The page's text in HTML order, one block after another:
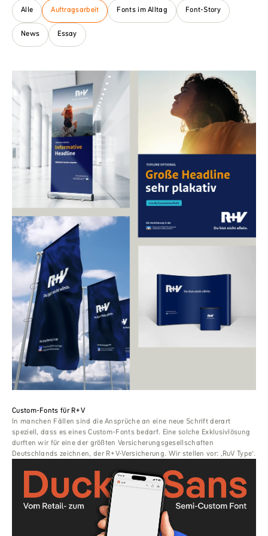
Alle
Auftragsarbeit Fonts im Alltag Font-Story
News Essay
Custom-Fonts für R+V
In manchen Fällen sind die Ansprüche an eine neue Schrift derart
speziell, dass es eines Custom-Fonts bedarf. Eine solche Exklusivlösung
durften wir für eine der größten Versicherungsgesellschaften
Deutschlands zeichnen, der R+V-Versicherung. Wir stellen vor: ‚RuV Type‘.